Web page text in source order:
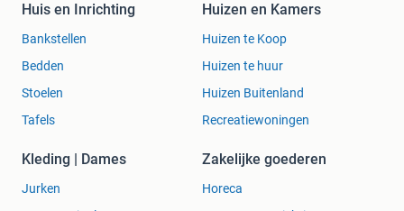
Huis en Inrichting
Bankstellen
Bedden
Stoelen
Tafels
Huizen en Kamers
Huizen te Koop
Huizen te huur
Huizen Buitenland
Recreatiewoningen
Kleding | Dames
Jurken
Zakelijke goederen
Horeca